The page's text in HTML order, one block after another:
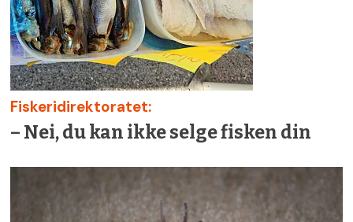
Fiskeridirektoratet:
– Nei, du kan ikke selge fisken din